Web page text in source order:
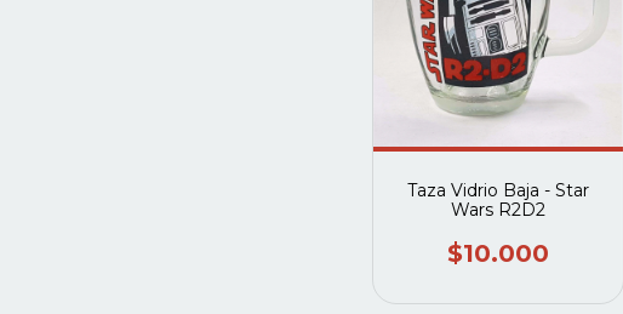
Taza Vidrio Baja - Star
Wars R2D2
$10.000